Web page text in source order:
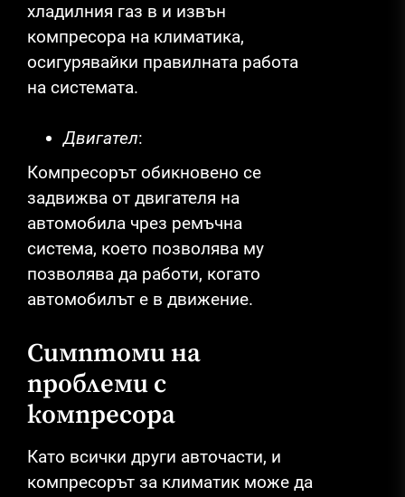
хладилния газ в и извън
компресора на климатика,
осигурявайки правилната работа
на системата.
Двигател:
Компресорът обикновено се
задвижва от двигателя на
автомобила чрез ремъчна
система, което позволява му
позволява да работи, когато
автомобилът е в движение.
Симптоми на
проблеми с
компресора
Като всички други авточасти, и
компресорът за климатик може да